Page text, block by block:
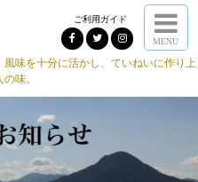
ご利用ガイド
MENU
味を十分に活かし、ていねいに作り上
味。